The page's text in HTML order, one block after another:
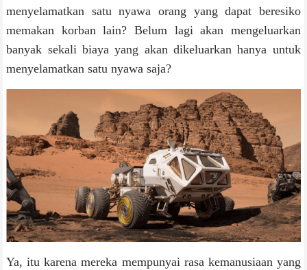
menyelamatkan satu nyawa orang yang dapat beresiko
memakan korban lain? Belum lagi akan mengeluarkan
banyak sekali biaya yang akan dikeluarkan hanya untuk
menyelamatkan satu nyawa saja?
Ya, itu karena mereka mempunyai rasa kemanusiaan yang